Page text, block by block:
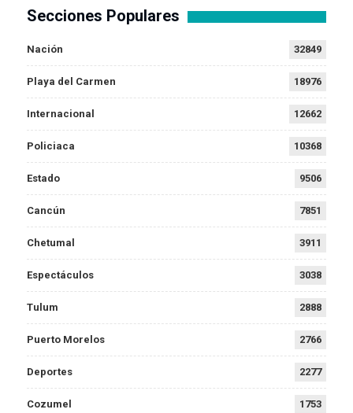
Secciones Populares
Nación 32849
Playa del Carmen 18976
Internacional 12662
Policiaca 10368
Estado 9506
Cancún 7851
Chetumal 3911
Espectáculos 3038
Tulum 2888
Puerto Morelos 2766
Deportes 2277
Cozumel 1753